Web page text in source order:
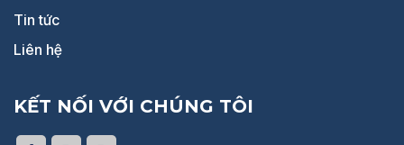
Tin tức
Liên hệ
KẾT NỐI VỚI CHÚNG TÔI